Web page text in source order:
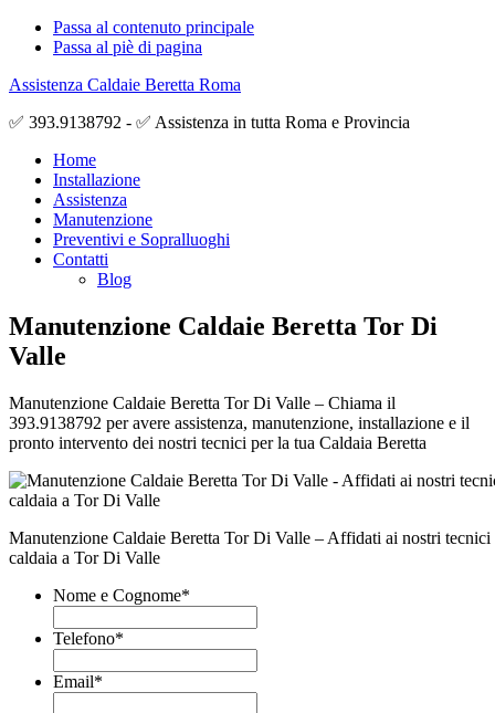
Passa al contenuto principale
Passa al piè di pagina
Assistenza Caldaie Beretta Roma
✅ 393.9138792 - ✅ Assistenza in tutta Roma e Provincia
Home
Installazione
Assistenza
Manutenzione
Preventivi e Sopralluoghi
Contatti
Blog
Manutenzione Caldaie Beretta Tor Di
Valle
Manutenzione Caldaie Beretta Tor Di Valle – Chiama il
393.9138792 per avere assistenza, manutenzione, installazione e il
pronto intervento dei nostri tecnici per la tua Caldaia Beretta
Manutenzione Caldaie Beretta Tor Di Valle – Affidati ai nostri
caldaia a Tor Di Valle
Nome e Cognome*
Telefono*
Email*